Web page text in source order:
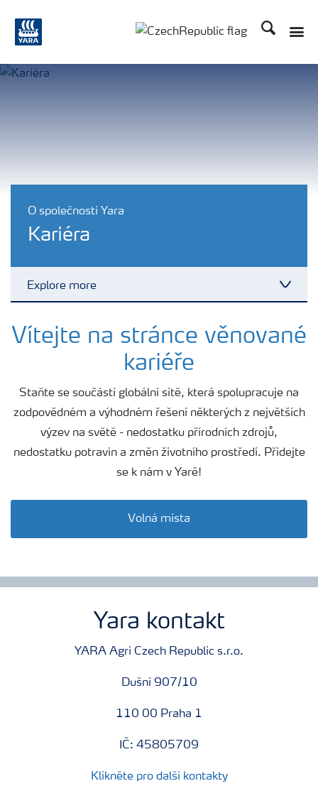
Hledat
O společnosti Yara
Kariéra
Explore more
Yara v České republice
Kariéra
Vítejte na stránce věnované
kariéře
Staňte se součástí globální sítě, která spolupracuje na
zodpovědném a výhodném řešení některých z největších
výzev na světě - nedostatku přírodních zdrojů,
nedostatku potravin a změn životního prostředí. Přidejte
se k nám v Yarě!
Volná místa
Yara kontakt
YARA Agri Czech Republic s.r.o.
Dušní 907/10
110 00 Praha 1
IČ: 45805709
Klikněte pro další kontakty